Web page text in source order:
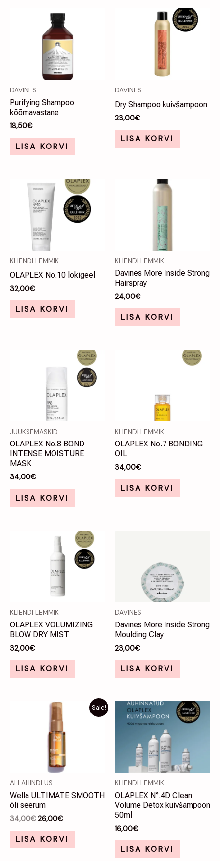
DAVINES
Purifying Shampoo
kõõmavastane
18,50€
LISA KORVI
DAVINES
Dry Shampoo kuivšampoon
23,00€
LISA KORVI
KLIENDI LEMMIK
OLAPLEX No.10 lokigeel
32,00€
LISA KORVI
KLIENDI LEMMIK
Davines More Inside Strong
Hairspray
24,00€
LISA KORVI
JUUKSEMASKID
OLAPLEX No.8 BOND
INTENSE MOISTURE
MASK
34,00€
LISA KORVI
KLIENDI LEMMIK
OLAPLEX No.7 BONDING
OIL
34,00€
LISA KORVI
KLIENDI LEMMIK
OLAPLEX VOLUMIZING
BLOW DRY MIST
32,00€
LISA KORVI
DAVINES
Davines More Inside Strong
Moulding Clay
23,00€
LISA KORVI
Sale!
ALLAHINDLUS
Wella ULTIMATE SMOOTH
õli seerum
34,00€
Algne
34,00€.
26,00€
Praegune
on:
26,00€.
LISA KORVI
KLIENDI LEMMIK
OLAPLEX N°.4D Clean
Volume Detox kuivšampoon
50ml
16,00€
LISA KORVI